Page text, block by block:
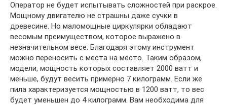
Оператор не будет испытывать сложностей при раскрое.
Мощному двигателю не страшны даже сучки в
древесине. Но маломощные циркулярки обладают
весомым преимуществом, которое выражено в
незначительном весе. Благодаря этому инструмент
можно переносить с места на место. Таким образом,
модели, мощность которых составляет 2000 ватт и
меньше, будут весить примерно 7 килограмм. Если же
пила характеризуется мощностью в 1200 ватт, то вес
будет уменьшен до 4 килограмм. Вам необходима для